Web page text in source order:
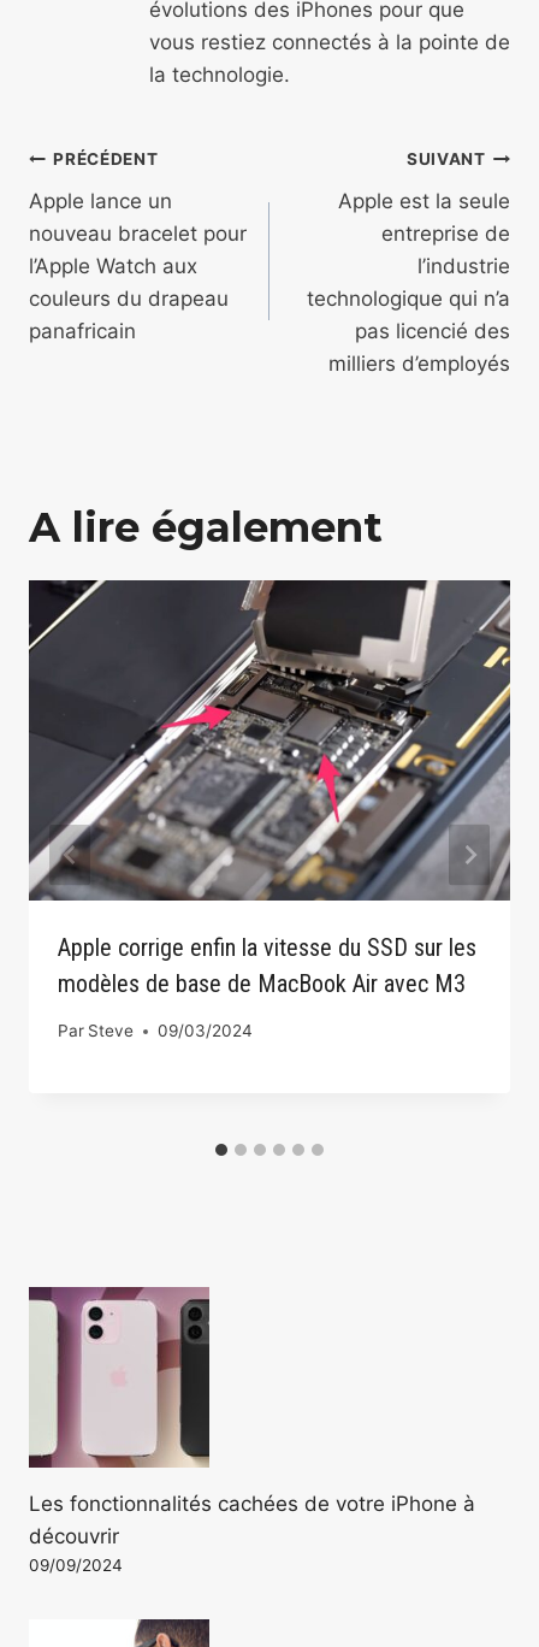
évolutions des iPhones pour que
vous restiez connectés à la pointe de
la technologie.
Navigation
de
l’article
PRÉCÉDENT
Apple lance un
nouveau bracelet pour
l’Apple Watch aux
couleurs du drapeau
panafricain
SUIVANT
Apple est la seule
entreprise de
l’industrie
technologique qui n’a
pas licencié des
milliers d’employés
A lire également
Apple corrige enfin la vitesse du SSD sur les
modèles de base de MacBook Air avec M3
Par Steve 09/03/2024
Les fonctionnalités cachées de votre iPhone à
découvrir
09/09/2024